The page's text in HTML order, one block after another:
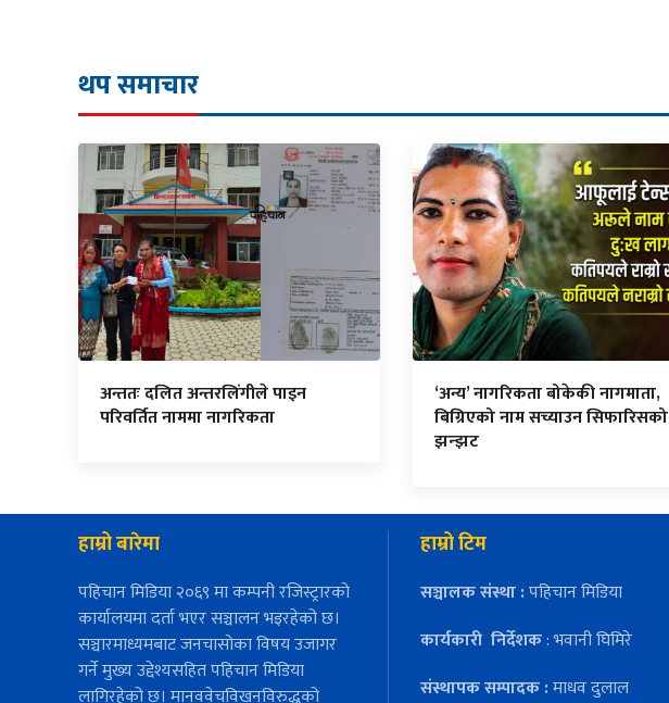
थप समाचार
अन्ततः दलित अन्तरलिंगीले पाइन
परिवर्तित नाममा नागरिकता
‘अन्य’ नागरिकता बोकेकी नागमाता,
बिग्रिएको नाम सच्याउन सिफारिसको
झन्झट
हाम्रो बारेमा
पहिचान मिडिया २०६९ मा कम्पनी रजिस्ट्रारको
कार्यालयमा दर्ता भएर सञ्चालन भइरहेको छ।
सञ्चारमाध्यमबाट जनचासोका विषय उजागर
गर्ने मुख्य उद्देश्यसहित पहिचान मिडिया
लागिरहेको छ। मानववेचविखनविरुद्धको
हाम्रो टिम
सञ्चालक संस्था :पहिचान मिडिया
कार्यकारी निर्देशक: भवानी घिमिरे
संस्थापक सम्पादक :माधव दुलाल